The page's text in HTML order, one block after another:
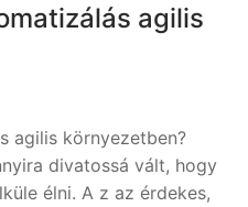
agilis
agilis környezetben?
divatossá vált, hogy
élni. A z az érdekes,